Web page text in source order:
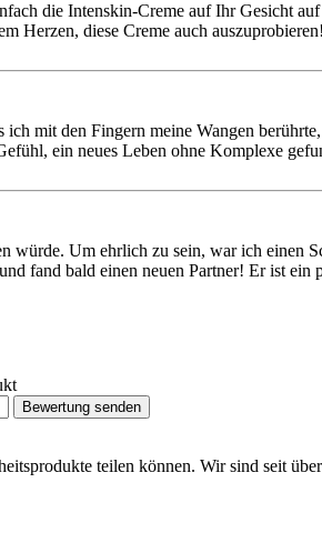
die Intenskin-Creme auf Ihr Gesicht
Herzen, diese Creme auch auszuprobieren!
mit den Fingern meine Wangen
ein neues Leben ohne Komplexe
würde. Um ehrlich zu sein, war ich
fand bald einen neuen Partner! Er ist ein
Bewertung senden
teilen können. Wir sind seit